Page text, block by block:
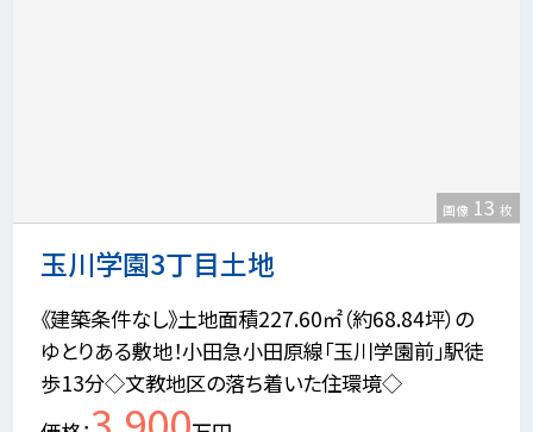
玉川学園3丁目土地
画像 13 枚
《建築条件なし》土地面積227.60㎡（約68.84坪）の
ゆとりある敷地！小田急小田原線「玉川学園前」駅徒
歩13分◇文教地区の落ち着いた住環境◇